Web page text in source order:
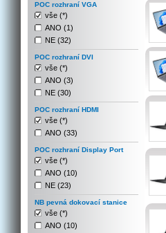
POC rozhraní VGA
vše (*)
ANO (1)
NE (32)
POC rozhraní DVI
vše (*)
ANO (3)
NE (30)
POC rozhraní HDMI
vše (*)
ANO (33)
POC rozhraní Display Port
vše (*)
ANO (10)
NE (23)
NB pevná dokovací stanice
vše (*)
ANO (10)